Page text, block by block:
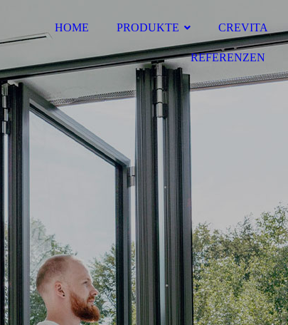
HOME PRODUKTE CREVITA
REFERENZEN